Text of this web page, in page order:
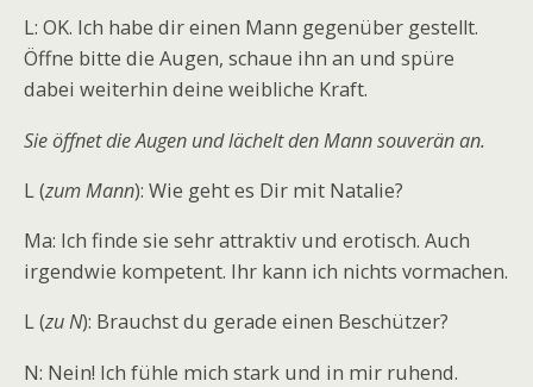
L: OK. Ich habe dir einen Mann gegenüber gestellt.
Öffne bitte die Augen, schaue ihn an und spüre
dabei weiterhin deine weibliche Kraft.
Sie öffnet die Augen und lächelt den Mann souverän an.
L (zum Mann): Wie geht es Dir mit Natalie?
Ma: Ich finde sie sehr attraktiv und erotisch. Auch
irgendwie kompetent. Ihr kann ich nichts vormachen.
L (zu N): Brauchst du gerade einen Beschützer?
N: Nein! Ich fühle mich stark und in mir ruhend.